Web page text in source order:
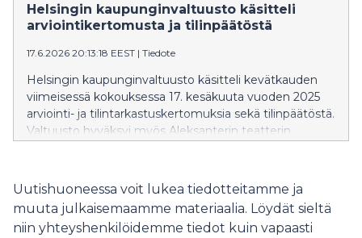
Helsingin kaupunginvaltuusto käsitteli
arviointikertomusta ja tilinpäätöstä
17.6.2026 20:13:18 EEST | Tiedote
Helsingin kaupunginvaltuusto käsitteli kevätkauden
viimeisessä kokouksessa 17. kesäkuuta vuoden 2025
arviointi- ja tilintarkastuskertomuksia sekä tilinpäätöstä.
Valtuusto hyväksyi myös Aleksanterin teatterin
Uutishuoneessa voit lukea tiedotteitamme ja
muuta julkaisemaamme materiaalia. Löydät sieltä
niin yhteyshenkilöidemme tiedot kuin vapaasti